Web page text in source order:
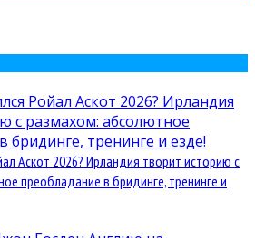
Аскот 2026? Ирландия творит историю с
преобладание в бридинге, тренинге и